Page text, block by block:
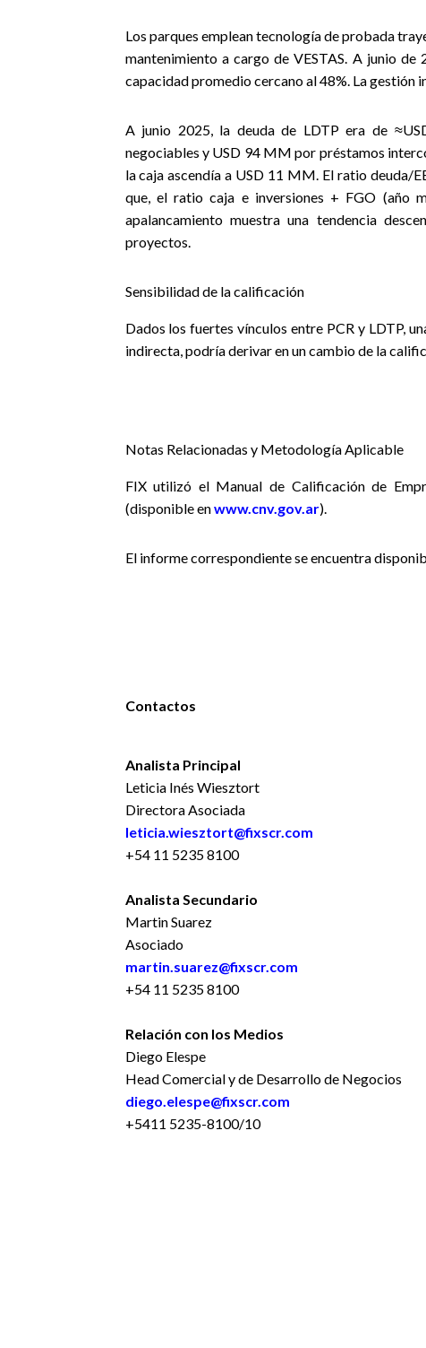
Los parques emplean tecnología de probada
mantenimiento a cargo de VESTAS. A junio
capacidad promedio cercano al 48%. La gestión
A junio 2025, la deuda de LDTP era de
negociables y USD 94 MM por préstamos
la caja ascendía a USD 11 MM. El ratio deuda/
que, el ratio caja e inversiones + FGO (año
apalancamiento muestra una tendencia
proyectos.
Sensibilidad de la calificación
Dados los fuertes vínculos entre PCR y LDTP,
indirecta, podría derivar en un cambio de la
Notas Relacionadas y Metodología Aplicable
FIX utilizó el Manual de Calificación de
(disponible enwww.cnv.gov.ar).
El informe correspondiente se encuentra
Contactos
Analista Principal
Leticia Inés Wiesztort
Directora Asociada
leticia.wiesztort@fixscr.com
+54 11 5235 8100
Analista Secundario
Martin Suarez
Asociado
martin.suarez@fixscr.com
+54 11 5235 8100
Relación con los Medios
Diego Elespe
Head Comercial y de Desarrollo de Negocios
diego.elespe@fixscr.com
+5411 5235-8100/10